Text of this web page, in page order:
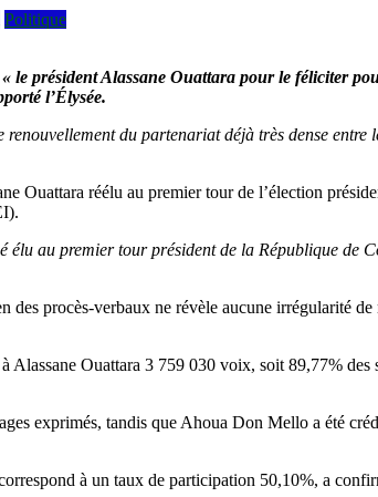
Politique
le président Alassane Ouattara pour le féliciter
l’Élysée.
du partenariat déjà très dense
Ouattara réélu au premier tour de l’élection
au premier tour président de la République de
des procès-verbaux ne révèle aucune irrégularité
Ouattara 3 759 030 voix, soit 89,77%
exprimés, tandis que Ahoua Don Mello a été
à un taux de participation 50,10%, a